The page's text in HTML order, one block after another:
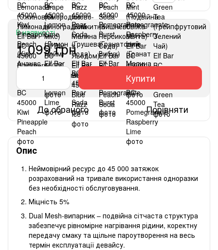
В наявності
1 099 грн
Купити
До обраного Порівняти
Опис
Неймовірний ресурс до 45 000 затяжок
розрахований на тривале використання одноразки
без необхідності обслуговування.
Міцність 5%
Dual Mesh-випарник – подвійна сітчаста структура
забезпечує рівномірне нагрівання рідини, коректну
передачу смаку та щільне пароутворення на весь
термін експлуатації девайсу.